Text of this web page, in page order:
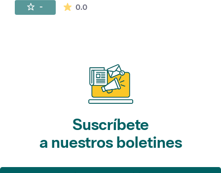
- 0.0La valoración media es de 0 estrellas de
Suscríbete
a nuestros boletines